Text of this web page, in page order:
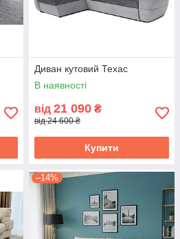
Диван кутовий Техас
В наявності
від 21 090 ₴
від 24 600 ₴
Купити
–14%